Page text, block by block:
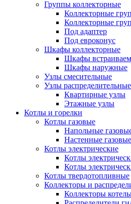
Группы коллекторные
Коллекторные
Коллекторные
Под адаптер
Под евроконус
Шкафы коллекторные
Шкафы
Шкафы наружные
Узлы смесительные
Узлы распределительные
Квартирные узлы
Этажные узлы
Котлы и горелки
Котлы газовые
Напольные
Настенные
Котлы электрические
Котлы
Котлы
Котлы твердотопливные
Коллекторы и
Коллекторы